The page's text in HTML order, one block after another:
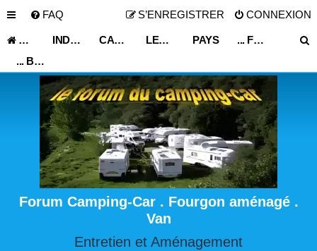
FAQ CONNEXION
S’ENREGISTRER
ACCUEIL INDEX DU FORUM CARNET DE VOYAGE LES ASTUCES ET CONSEILS DE VOYAGE PAYS
... FRANCE ...
... BOURGOGNE ...
Forum Camping-Car . Fourgon aménagé .
Van
Entretien et Aménagement